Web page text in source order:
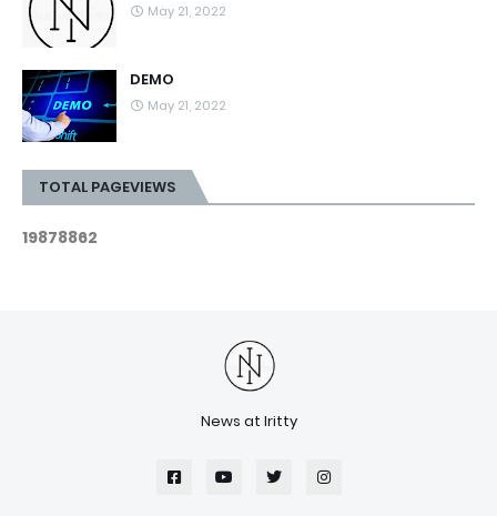
May 21, 2022
DEMO
May 21, 2022
TOTAL PAGEVIEWS
19878862
News at Iritty